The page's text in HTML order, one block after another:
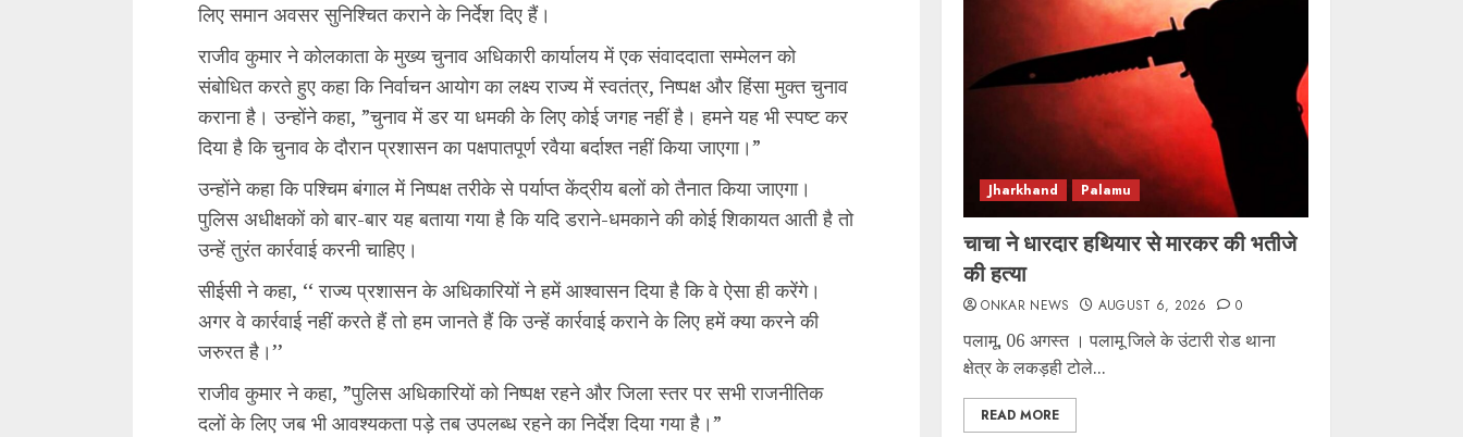
लिए समान अवसर सुनिश्चित कराने के निर्देश दिए हैं।
राजीव कुमार ने कोलकाता के मुख्य चुनाव अधिकारी कार्यालय में एक संवाददाता सम्मेलन को
संबोधित करते हुए कहा कि निर्वाचन आयोग का लक्ष्य राज्य में स्वतंत्र, निष्पक्ष और हिंसा मुक्त चुनाव
कराना है। उन्होंने कहा, ”चुनाव में डर या धमकी के लिए कोई जगह नहीं है। हमने यह भी स्पष्ट कर
दिया है कि चुनाव के दौरान प्रशासन का पक्षपातपूर्ण रवैया बर्दाश्त नहीं किया जाएगा।”
उन्होंने कहा कि पश्चिम बंगाल में निष्पक्ष तरीके से पर्याप्त केंद्रीय बलों को तैनात किया जाएगा।
पुलिस अधीक्षकों को बार-बार यह बताया गया है कि यदि डराने-धमकाने की कोई शिकायत आती है तो
उन्हें तुरंत कार्रवाई करनी चाहिए।
सीईसी ने कहा, ‘‘ राज्य प्रशासन के अधिकारियों ने हमें आश्वासन दिया है कि वे ऐसा ही करेंगे।
अगर वे कार्रवाई नहीं करते हैं तो हम जानते हैं कि उन्हें कार्रवाई कराने के लिए हमें क्या करने की
जरुरत है।’’
राजीव कुमार ने कहा, ”पुलिस अधिकारियों को निष्पक्ष रहने और जिला स्तर पर सभी राजनीतिक
दलों के लिए जब भी आवश्यकता पड़े तब उपलब्ध रहने का निर्देश दिया गया है।”
Jharkhand Palamu
चाचा ने धारदार हथियार से मारकर की भतीजे
की हत्या
ONKAR NEWS AUGUST 6, 2026 0
पलामू, 06 अगस्त । पलामू जिले के उंटारी रोड थाना
क्षेत्र के लकड़ही टोले...
READ MORE